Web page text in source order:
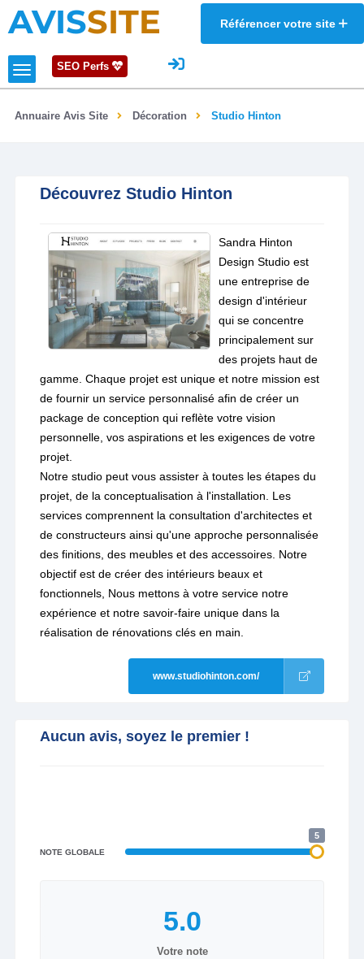
AVISSITE Référencer votre site
SEO Perfs
Annuaire Avis Site Décoration Studio Hinton
Découvrez Studio Hinton
Sandra Hinton
Design Studio est
une entreprise de
design d'intérieur
qui se concentre
principalement sur
des projets haut de
gamme. Chaque projet est unique et notre mission est
de fournir un service personnalisé afin de créer un
package de conception qui reflète votre vision
personnelle, vos aspirations et les exigences de votre
projet.
Notre studio peut vous assister à toutes les étapes du
projet, de la conceptualisation à l'installation. Les
services comprennent la consultation d'architectes et
de constructeurs ainsi qu'une approche personnalisée
des finitions, des meubles et des accessoires. Notre
objectif est de créer des intérieurs beaux et
fonctionnels, Nous mettons à votre service notre
expérience et notre savoir-faire unique dans la
réalisation de rénovations clés en main.
www.studiohinton.com/
Aucun avis, soyez le premier !
NOTE GLOBALE
5
Votre note